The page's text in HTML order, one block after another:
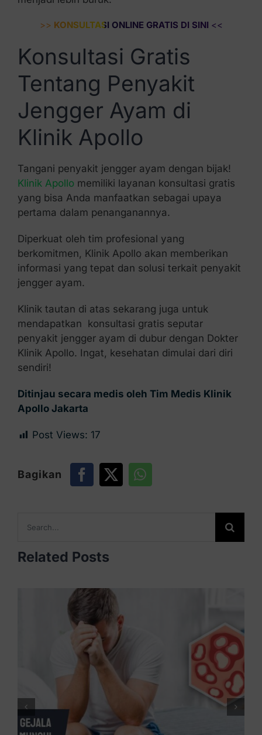
>> KONSULTASI ONLINE GRATIS DI SINI <<
Konsultasi Gratis
Tentang Penyakit
Jengger Ayam di
Klinik Apollo
Tangani penyakit jengger ayam dengan bijak!
Klinik Apollo memiliki layanan konsultasi gratis
yang bisa Anda manfaatkan sebagai upaya
pertama dalam penanganannya.
Diperkuat oleh tim profesional yang
berkomitmen, Klinik Apollo akan memberikan
informasi yang tepat dan solusi terkait penyakit
jengger ayam.
Klinik tautan di atas sekarang juga untuk
mendapatkan konsultasi gratis seputar
penyakit jengger ayam di dubur dengan Dokter
Klinik Apollo. Ingat, kesehatan dimulai dari diri
sendiri!
Ditinjau secara medis oleh Tim Medis Klinik
Apollo Jakarta
Post Views: 17
Bagikan
for:
Related Posts